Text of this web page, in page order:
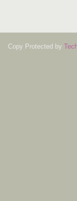
Copy Protected by